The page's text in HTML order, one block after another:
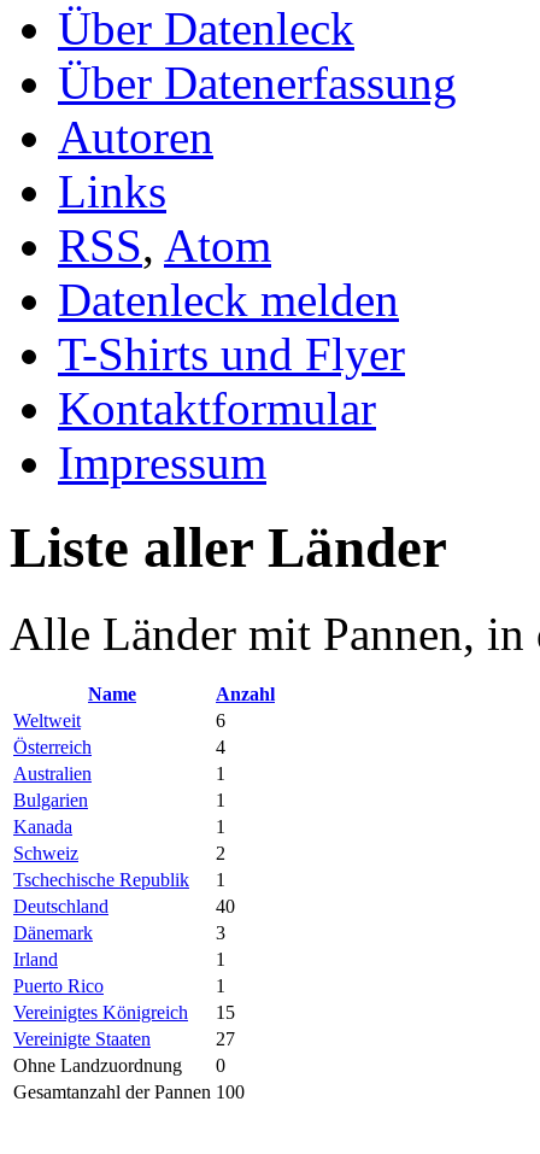
Über Datenleck
Über Datenerfassung
Autoren
Links
RSS, Atom
Datenleck melden
T-Shirts und Flyer
Kontaktformular
Impressum
Liste aller Länder
Alle Länder mit Pannen, in
Name
Anzahl
Weltweit
6
Österreich
4
Australien
1
Bulgarien
1
Kanada
1
Schweiz
2
Tschechische Republik
1
Deutschland
40
Dänemark
3
Irland
1
Puerto Rico
1
Vereinigtes Königreich
15
Vereinigte Staaten
27
Ohne Landzuordnung
0
Gesamtanzahl der Pannen 100